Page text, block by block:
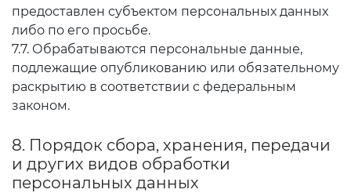
предоставлен субъектом персональных данных
либо по его просьбе.
7.7. Обрабатываются персональные данные,
подлежащие опубликованию или обязательному
раскрытию в соответствии с федеральным
законом.
8. Порядок сбора, хранения, передачи
и других видов обработки
персональных данных